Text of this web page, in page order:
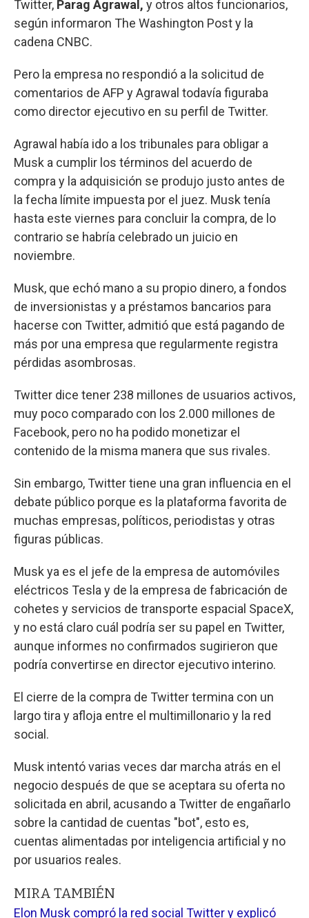
Twitter, Parag Agrawal, y otros altos funcionarios,
según informaron The Washington Post y la
cadena CNBC.
Pero la empresa no respondió a la solicitud de
comentarios de AFP y Agrawal todavía figuraba
como director ejecutivo en su perfil de Twitter.
Agrawal había ido a los tribunales para obligar a
Musk a cumplir los términos del acuerdo de
compra y la adquisición se produjo justo antes de
la fecha límite impuesta por el juez. Musk tenía
hasta este viernes para concluir la compra, de lo
contrario se habría celebrado un juicio en
noviembre.
Musk, que echó mano a su propio dinero, a fondos
de inversionistas y a préstamos bancarios para
hacerse con Twitter, admitió que está pagando de
más por una empresa que regularmente registra
pérdidas asombrosas.
Twitter dice tener 238 millones de usuarios activos,
muy poco comparado con los 2.000 millones de
Facebook, pero no ha podido monetizar el
contenido de la misma manera que sus rivales.
Sin embargo, Twitter tiene una gran influencia en el
debate público porque es la plataforma favorita de
muchas empresas, políticos, periodistas y otras
figuras públicas.
Musk ya es el jefe de la empresa de automóviles
eléctricos Tesla y de la empresa de fabricación de
cohetes y servicios de transporte espacial SpaceX,
y no está claro cuál podría ser su papel en Twitter,
aunque informes no confirmados sugirieron que
podría convertirse en director ejecutivo interino.
El cierre de la compra de Twitter termina con un
largo tira y afloja entre el multimillonario y la red
social.
Musk intentó varias veces dar marcha atrás en el
negocio después de que se aceptara su oferta no
solicitada en abril, acusando a Twitter de engañarlo
sobre la cantidad de cuentas "bot", esto es,
cuentas alimentadas por inteligencia artificial y no
por usuarios reales.
MIRA TAMBIÉN
Elon Musk compró la red social Twitter y explicó